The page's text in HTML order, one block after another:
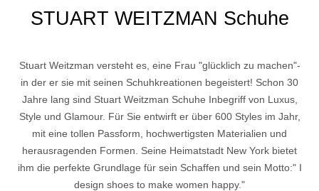
STUART WEITZMAN Schuhe
Stuart Weitzman versteht es, eine Frau "glücklich zu machen"-
in der er sie mit seinen Schuhkreationen begeistert! Schon 30
Jahre lang sind Stuart Weitzman Schuhe Inbegriff von Luxus,
Style und Glamour. Für Sie entwirft er über 600 Styles im Jahr,
mit eine tollen Passform, hochwertigsten Materialien und
herausragenden Formen. Seine Heimatstadt New York bietet
ihm die perfekte Grundlage für sein Schaffen und sein Motto:" I
design shoes to make women happy."